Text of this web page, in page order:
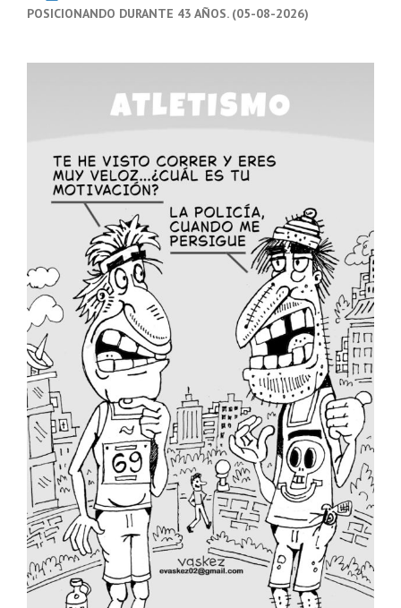
POSICIONANDO DURANTE 43 AÑOS. (05-08-2026)